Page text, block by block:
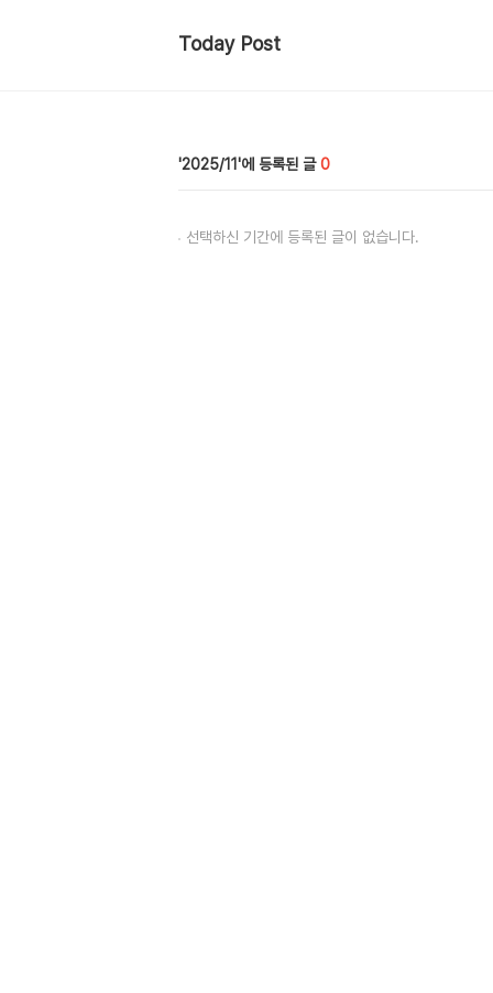
Today Post
2025/11 0
선택하신 기간에 등록된 글이 없습니다.